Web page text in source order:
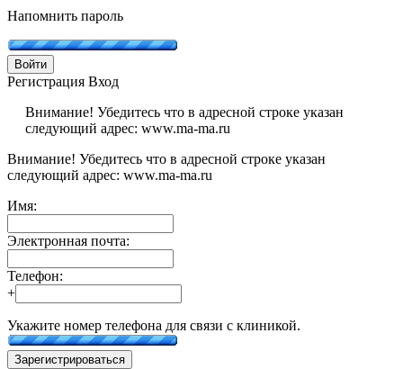
Напомнить пароль
Войти
Регистрация Вход
Внимание! Убедитесь что в адресной строке указан
следующий адрес: www.ma-ma.ru
Внимание! Убедитесь что в адресной строке указан
следующий адрес: www.ma-ma.ru
Имя:
Электронная почта:
Телефон:
+
Укажите номер телефона для связи с клиникой.
Зарегистрироваться